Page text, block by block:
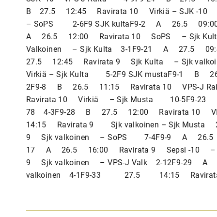
B 27.5 12:45 Ravirata 10 Virkiä – SJK
– SoPS 2-6F9 SJK kultaF9-2 A 26.5
A 26.5 12:00 Ravirata 10 SoPS – Sjk
Valkoinen – Sjk Kulta 3-1F9-21 A 27.5
27.5 12:45 Ravirata 9 Sjk Kulta – Sjk
Virkiä – Sjk Kulta 5-2F9 SJK mustaF9-1
2F9-8 B 26.5 11:15 Ravirata 10 VPS-J
Ravirata 10 Virkiä – Sjk Musta 10-5F9-
78 4-3F9-28 B 27.5 12:00 Ravirata 10
14:15 Ravirata 9 Sjk valkoinen – Sjk Musta
9 Sjk valkoinen – SoPS 7-4F9-9 A 26.5
17 A 26.5 16:00 Ravirata 9 Sepsi -10 –
9 Sjk valkoinen – VPS-J Valk 2-12F9-29
valkoinen 4-1F9-33 27.5 14:15 Ravirata